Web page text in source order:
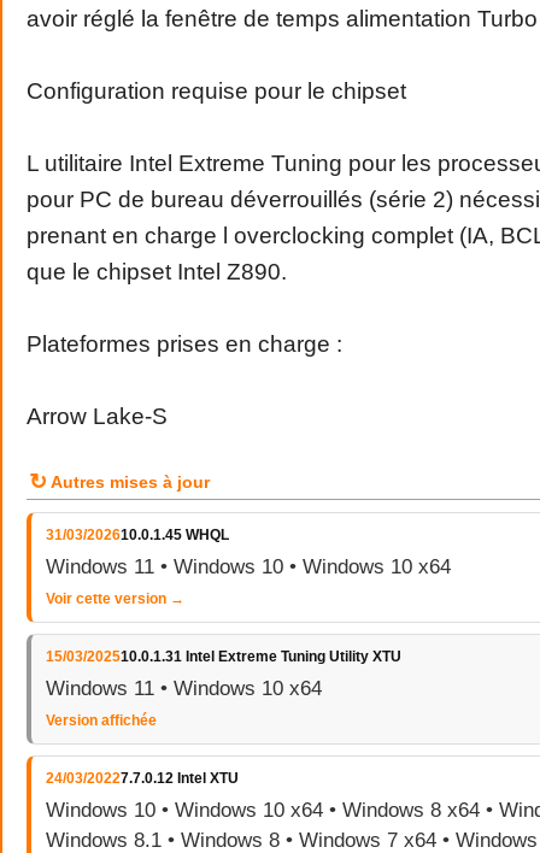
avoir réglé la fenêtre de temps alimentation
Configuration requise pour le chipset
L utilitaire Intel Extreme Tuning pour les
pour PC de bureau déverrouillés (série 2)
prenant en charge l overclocking complet (IA,
que le chipset Intel Z890.
Plateformes prises en charge :
Arrow Lake-S
↻ Autres mises à jour
31/03/202610.0.1.45 WHQL
Windows 11 • Windows 10 • Windows 10 x64
Voir cette version →
15/03/202510.0.1.31 Intel Extreme Tuning Utility XTU
Windows 11 • Windows 10 x64
Version affichée
24/03/20227.7.0.12 Intel XTU
Windows 10 • Windows 10 x64 • Windows 8 x64 •
Windows 8.1 • Windows 8 • Windows 7 x64 •